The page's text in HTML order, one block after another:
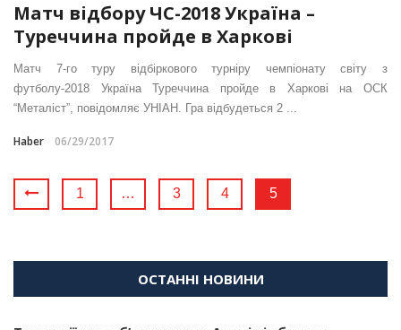
Матч відбору ЧС-2018 Україна –
Туреччина пройде в Харкові
Матч 7-го туру відбіркового турніру чемпіонату світу з
футболу-2018 Україна Туреччина пройде в Харкові на ОСК
“Металіст”, повідомляє УНІАН. Гра відбудеться 2 ...
Haber 06/29/2017
1 … 3 4 5
ОСТАННІ НОВИНИ